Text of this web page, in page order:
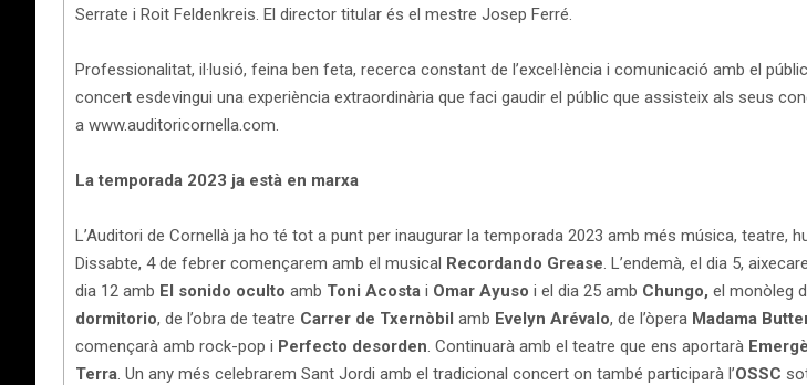
Serrate i Roit Feldenkreis. El director titular és el mestre Josep Ferré.
Professionalitat, il·lusió, feina ben feta, recerca constant de l’excel·lència i comunicació amb el
concert esdevingui una experiència extraordinària que faci gaudir el públic que assisteix als seus
a www.auditoricornella.com.
La temporada 2023 ja està en marxa
L’Auditori de Cornellà ja ho té tot a punt per inaugurar la temporada 2023 amb més música, teatre,
Dissabte, 4 de febrer començarem amb el musical Recordando Grease. L’endemà, el dia 5,
dia 12 amb El sonido oculto amb Toni Acosta i Omar Ayuso i el dia 25 amb Chungo, el monòleg
dormitorio, de l’obra de teatre Carrer de Txernòbil amb Evelyn Arévalo, de l’òpera Madama
començarà amb rock-pop i Perfecto desorden. Continuarà amb el teatre que ens aportarà
Terra. Un any més celebrarem Sant Jordi amb el tradicional concert on també participarà l’OSSC